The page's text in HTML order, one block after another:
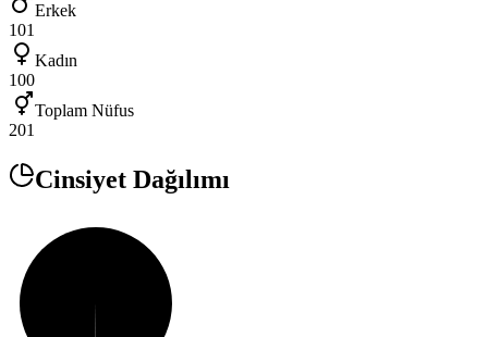
Erkek
101
Kadın
100
Toplam Nüfus
201
Cinsiyet Dağılımı